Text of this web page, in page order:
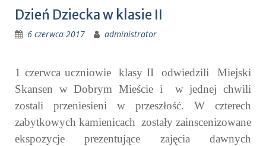
Dzień Dziecka w klasie II
6 czerwca 2017 administrator
1 czerwca uczniowie klasy II odwiedzili Miejski
Skansen w Dobrym Mieście i w jednej chwili
zostali przeniesieni w przeszłość. W czterech
zabytkowych kamienicach zostały zainscenizowane
ekspozycje prezentujące zajęcia dawnych